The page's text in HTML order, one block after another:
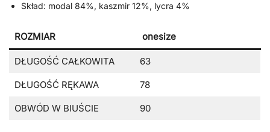
Skład: modal 84%, kaszmir 12%, lycra 4%
ROZMIAR onesize
DŁUGOŚĆ CAŁKOWITA 63
DŁUGOŚĆ RĘKAWA 78
OBWÓD W BIUŚCIE 90